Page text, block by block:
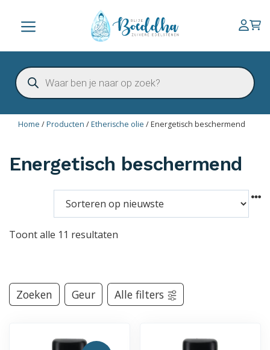
inhoud
Menu
Producten
zoeken
Home /Producten /Etherische olie / Energetisch beschermend
Energetisch beschermend
Toont alle 11 resultaten
Zoeken Geur Alle filters